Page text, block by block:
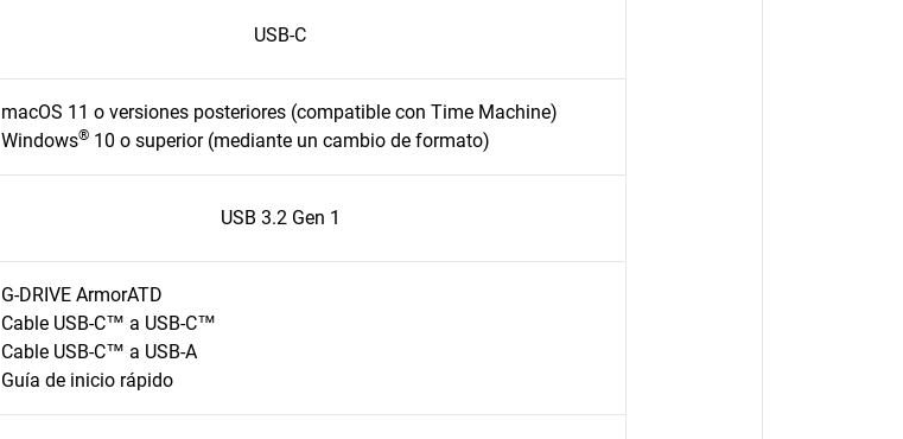
USB-C
macOS 11 o versiones posteriores (compatible con Time Machine)
Windows® 10 o superior (mediante un cambio de formato)
USB 3.2 Gen 1
G-DRIVE ArmorATD
Cable USB-C™ a USB-C™
Cable USB-C™ a USB-A
Guía de inicio rápido